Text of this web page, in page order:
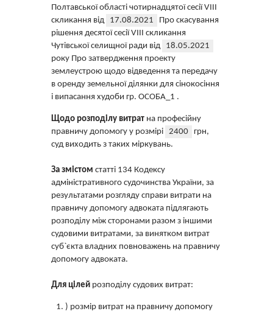
Полтавської області чотирнадцятої сесії VIII
скликання від 17.08.2021
Про скасування
рішення десятої сесії VIII скликання
Чутівської селищної ради від 18.05.2021
року Про затвердження проекту
землеустрою щодо відведення та передачу
в оренду земельної ділянки для сінокосіння
і випасання худоби гр. ОСОБА_1 .
Щодо розподілу витрат на професійну
правничу допомогу у розмірі 2400 грн,
суд виходить з таких міркувань.
За змістом статті 134 Кодексу
адміністративного судочинства України, за
результатами розгляду справи витрати на
правничу допомогу адвоката підлягають
розподілу між сторонами разом з іншими
судовими витратами, за винятком витрат
суб`єкта владних повноважень на правничу
допомогу адвоката.
Для цілей розподілу судових витрат:
) розмір витрат на правничу допомогу